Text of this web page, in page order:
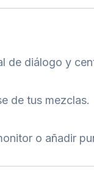
de diálogo y
de tus mezclas.
o añadir